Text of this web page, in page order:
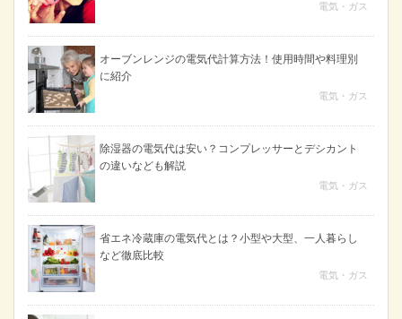
電気・ガス
オーブンレンジの電気代計算方法！使用時間や料理別
に紹介
電気・ガス
除湿器の電気代は安い？コンプレッサーとデシカント
の違いなども解説
電気・ガス
省エネ冷蔵庫の電気代とは？小型や大型、一人暮らし
など徹底比較
電気・ガス